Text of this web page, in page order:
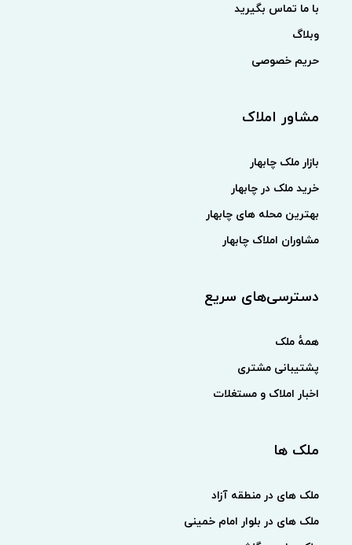
با ما تماس بگیرید
وبلاگ
حریم خصوصی
مشاور املاک
بازار ملک چابهار
خرید ملک در چابهار
بهترین محله های چابهار
مشاوران املاک چابهار
دسترسی‌های سریع
همهٔ ملک
پشتیبانی مشتری
اخبار املاک و مستغلات
ملک ها
ملک های در منطقه آزاد
ملک های در بلوار امام خمینی